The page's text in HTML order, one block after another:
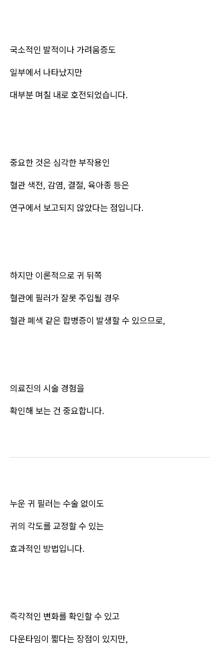
국소적인 발적이나 가려움증도
일부에서 나타났지만
대부분 며칠 내로 호전되었습니다.
중요한 것은 심각한 부작용인
혈관 색전, 감염, 결절, 육아종 등은
연구에서 보고되지 않았다는 점입니다.
하지만 이론적으로 귀 뒤쪽
혈관에 필러가 잘못 주입될 경우
혈관 폐색 같은 합병증이 발생할 수 있으므로,
의료진의 시술 경험을
확인해 보는 건 중요합니다.
누운 귀 필러는 수술 없이도
귀의 각도를 교정할 수 있는
효과적인 방법입니다.
즉각적인 변화를 확인할 수 있고
다운타임이 짧다는 장점이 있지만,